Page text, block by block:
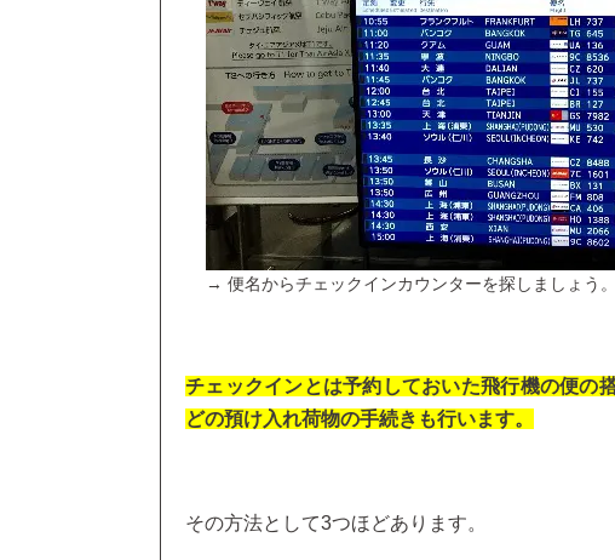
→ 便名からチェックインカウンターを探しましょう。
チェックインとは予約しておいた飛行機の便の
どの預け入れ荷物の手続きも行います。
その方法として3つほどあります。